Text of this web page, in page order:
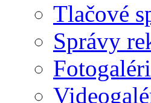
Tlačové
Správy